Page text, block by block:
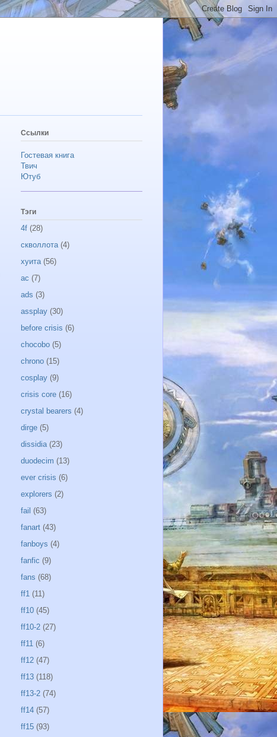
Ссылки
Гостевая книга
Твич
Ютуб
Тэги
4f (28)
скволлота (4)
хуита (56)
ac (7)
ads (3)
assplay (30)
before crisis (6)
chocobo (5)
chrono (15)
cosplay (9)
crisis core (16)
crystal bearers (4)
dirge (5)
dissidia (23)
duodecim (13)
ever crisis (6)
explorers (2)
fail (63)
fanart (43)
fanboys (4)
fanfic (9)
fans (68)
ff1 (11)
ff10 (45)
ff10-2 (27)
ff11 (6)
ff12 (47)
ff13 (118)
ff13-2 (74)
ff14 (57)
ff15 (93)